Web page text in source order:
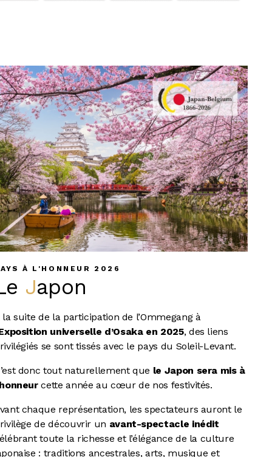
À L'HONNEUR 2026
Japon
la suite de la participation de l’Ommegang à
universelle d’Osaka en 2025, des liens
se sont tissés avec le pays du Soleil-Levant.
donc tout naturellement que le Japon sera mis à
cette année au cœur de nos festivités.
chaque représentation, les spectateurs auront le
de découvrir un avant-spectacle inédit
toute la richesse et l’élégance de la culture
: traditions ancestrales, arts, musique et